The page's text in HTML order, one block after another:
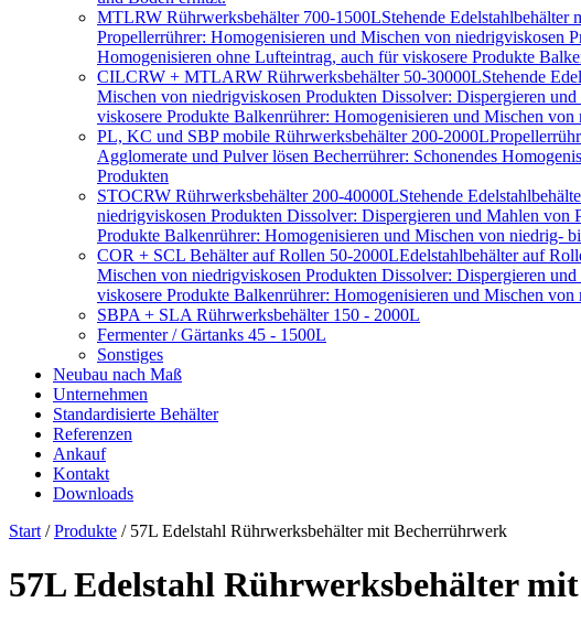
MTLRW Rührwerksbehälter 700-1500LStehende
Propellerrührer: Homogenisieren und Mischen von niedrigviskosen
Homogenisieren ohne Lufteintrag, auch für viskosere Produkte
CILCRW + MTLARW Rührwerksbehälter 50-30000LStehende
Mischen von niedrigviskosen Produkten Dissolver: Dispergieren
viskosere Produkte Balkenrührer: Homogenisieren und Mischen
PL, KC und SBP mobile Rührwerksbehälter 200-2000L
Agglomerate und Pulver lösen Becherrührer: Schonendes
Produkten
STOCRW Rührwerksbehälter 200-40000LStehende
niedrigviskosen Produkten Dissolver: Dispergieren und Mahlen von
Produkte Balkenrührer: Homogenisieren und Mischen von niedrig-
COR + SCL Behälter auf Rollen 50-2000LEdelstahlbehälter auf
Mischen von niedrigviskosen Produkten Dissolver: Dispergieren
viskosere Produkte Balkenrührer: Homogenisieren und Mischen
SBPA + SLA Rührwerksbehälter 150 - 2000L
Fermenter / Gärtanks 45 - 1500L
Sonstiges
Neubau nach Maß
Unternehmen
Standardisierte Behälter
Referenzen
Ankauf
Kontakt
Downloads
Start /Produkte / 57L Edelstahl Rührwerksbehälter mit Becherrührwerk
57L Edelstahl Rührwerksbehälter